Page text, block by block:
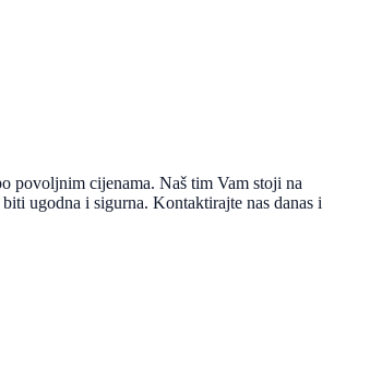
povoljnim cijenama. Naš tim Vam stoji na
ugodna i sigurna. Kontaktirajte nas danas i